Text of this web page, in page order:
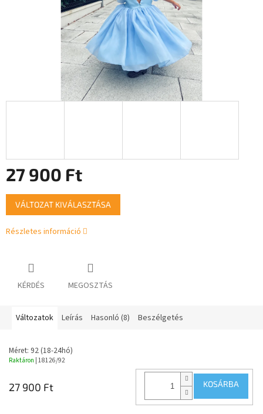
27 900 Ft
Egységár:
VÁLTOZAT KIVÁLASZTÁSA
Részletes információ
KÉRDÉS MEGOSZTÁS
Változatok Leírás Hasonló (8) Beszélgetés
Méret: 92 (18-24hó)
Raktáron | 18126/92
27 900 Ft KOSÁRBA